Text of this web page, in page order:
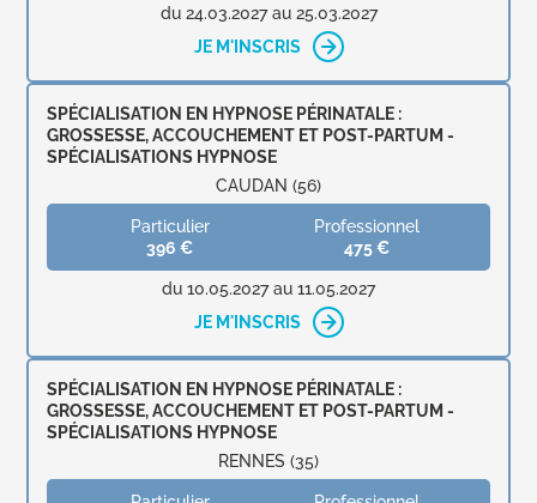
du 24.03.2027 au 25.03.2027
JE M'INSCRIS
SPÉCIALISATION EN HYPNOSE PÉRINATALE :
GROSSESSE, ACCOUCHEMENT ET POST-PARTUM -
SPÉCIALISATIONS HYPNOSE
CAUDAN (56)
Particulier
396 €
Professionnel
475 €
du 10.05.2027 au 11.05.2027
JE M'INSCRIS
SPÉCIALISATION EN HYPNOSE PÉRINATALE :
GROSSESSE, ACCOUCHEMENT ET POST-PARTUM -
SPÉCIALISATIONS HYPNOSE
RENNES (35)